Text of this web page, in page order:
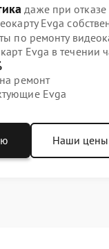
даже при отказе
Evga
по ремонту
Evga в течении
ремонт
Evga
Наши цены